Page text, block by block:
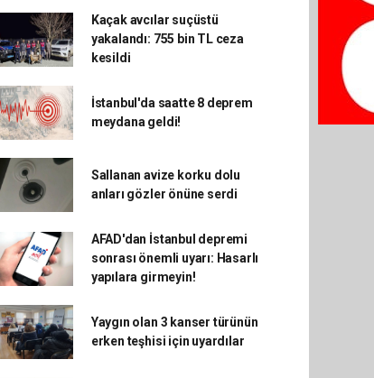
Kaçak avcılar suçüstü
yakalandı: 755 bin TL ceza
kesildi
İstanbul'da saatte 8 deprem
meydana geldi!
Sallanan avize korku dolu
anları gözler önüne serdi
AFAD'dan İstanbul depremi
sonrası önemli uyarı: Hasarlı
yapılara girmeyin!
Yaygın olan 3 kanser türünün
erken teşhisi için uyardılar